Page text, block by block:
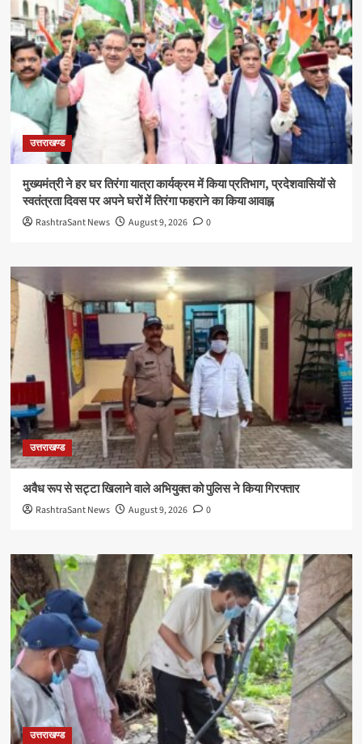
उत्तराखण्ड
मुख्यमंत्री ने हर घर तिरंगा यात्रा कार्यक्रम में किया प्रतिभाग, प्रदेशवासियों से
स्वतंत्रता दिवस पर अपने घरों में तिरंगा फहराने का किया आवाह्न
RashtraSant News August 9, 2026 0
उत्तराखण्ड
अवैध रूप से सट्टा खिलाने वाले अभियुक्त को पुलिस ने किया गिरफ्तार
RashtraSant News August 9, 2026 0
उत्तराखण्ड